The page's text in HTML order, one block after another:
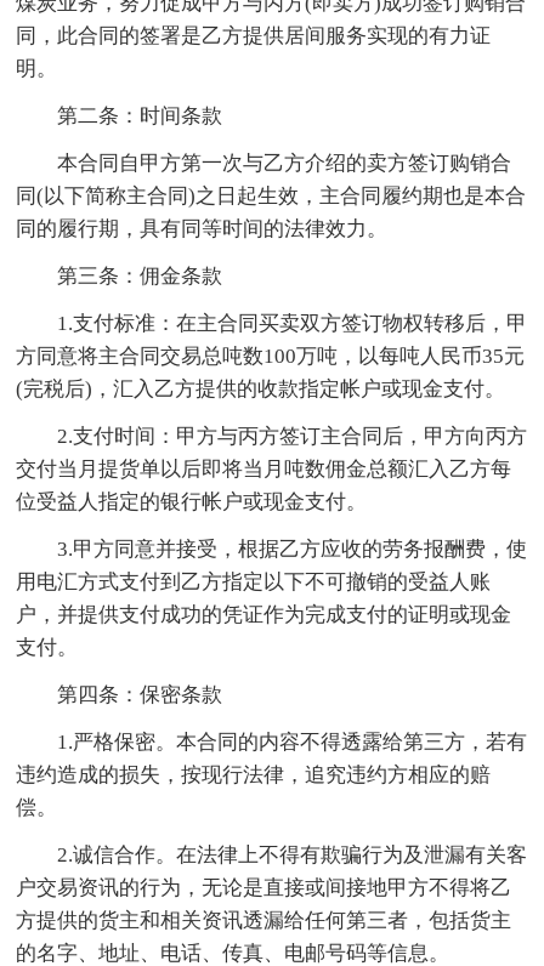
同，此合同的签署是乙方提供居间服务实现的有力证
明。
第二条：时间条款
本合同自甲方第一次与乙方介绍的卖方签订购销合
同(以下简称主合同)之日起生效，主合同履约期也是本合
同的履行期，具有同等时间的法律效力。
第三条：佣金条款
1.支付标准：在主合同买卖双方签订物权转移后，甲
方同意将主合同交易总吨数100万吨，以每吨人民币35元
(完税后)，汇入乙方提供的收款指定帐户或现金支付。
2.支付时间：甲方与丙方签订主合同后，甲方向丙方
交付当月提货单以后即将当月吨数佣金总额汇入乙方每
位受益人指定的银行帐户或现金支付。
3.甲方同意并接受，根据乙方应收的劳务报酬费，使
用电汇方式支付到乙方指定以下不可撤销的受益人账
户，并提供支付成功的凭证作为完成支付的证明或现金
支付。
第四条：保密条款
1.严格保密。本合同的内容不得透露给第三方，若有
违约造成的损失，按现行法律，追究违约方相应的赔
偿。
2.诚信合作。在法律上不得有欺骗行为及泄漏有关客
户交易资讯的行为，无论是直接或间接地甲方不得将乙
方提供的货主和相关资讯透漏给任何第三者，包括货主
的名字、地址、电话、传真、电邮号码等信息。